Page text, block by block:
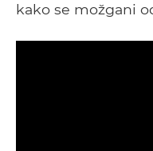
kako se možgani